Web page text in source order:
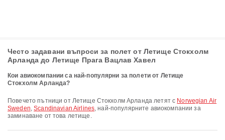
Често задавани въпроси за полет от Летище Стокхолм
Арланда до Летище Прага Вацлав Хавел
Кои авиокомпании са най-популярни за полети от Летище
Стокхолм Арланда?
Повечето пътници от Летище Стокхолм Арланда летят с Norwegian Air
Sweden,Scandinavian Airlines, най-популярните авиокомпании за
заминаване от това летище.